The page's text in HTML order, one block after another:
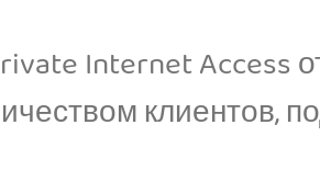
Internet Access
клиентов,